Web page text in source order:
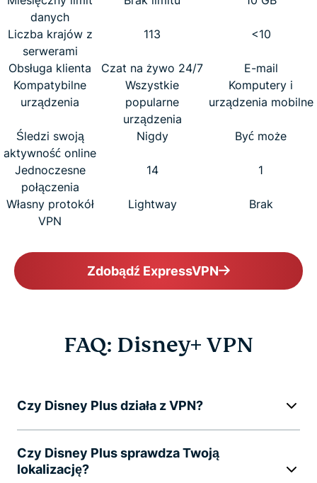
danych
Liczba krajów z
serwerami
113 <10
Obsługa klienta Czat na żywo 24/7
E-mail
Kompatybilne
urządzenia
Wszystkie
popularne
urządzenia
Komputery i
urządzenia mobilne
Śledzi swoją
aktywność online
Nigdy Być może
Jednoczesne
połączenia
14 1
Własny protokół
VPN
Lightway Brak
Zdobądź ExpressVPN
FAQ: Disney+ VPN
Czy Disney Plus działa z VPN?
Czy Disney Plus sprawdza Twoją
lokalizację?